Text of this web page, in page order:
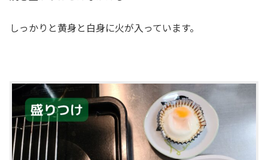
しっかりと黄身と白身に火が入っています。